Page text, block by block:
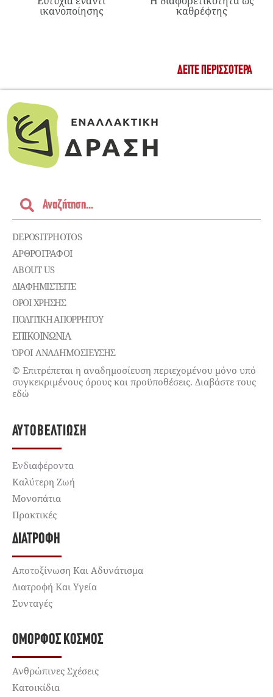
ικανοποίησης καθρέφτης
ΔΕΊΤΕ ΠΕΡΙΣΣΌΤΕΡΑ
DEPOSITPHOTOS
ΑΡΘΡΟΓΡΑΦΟΙ
ABOUT US
ΔΙΑΦΗΜΙΣΤΕΊΤΕ
ΌΡΟΙ ΧΡΉΣΗΣ
ΠΟΛΙΤΙΚΉ ΑΠΟΡΡΉΤΟΥ
ΕΠΙΚΟΙΝΩΝΊΑ
ΌΡΟΙ ΑΝΑΔΗΜΟΣΙΕΥΣΗΣ
© Επιτρέπεται η αναδημοσίευση περιεχομένου μόνο υπό
συγκεκριμένους όρους και προϋποθέσεις. Διαβάστε τους
εδώ
ΑΥΤΟΒΕΛΤΊΩΣΗ
Ενδιαφέροντα
Καλύτερη Ζωή
Μονοπάτια
Πρακτικές
ΔΙΑΤΡΟΦΉ
Αποτοξίνωση Και Αδυνάτισμα
Διατροφή Και Υγεία
Συνταγές
ΌΜΟΡΦΟΣ ΚΌΣΜΟΣ
Ανθρώπινες Σχέσεις
Κατοικίδια